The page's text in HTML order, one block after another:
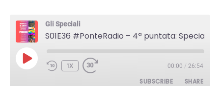
puntata:
Speciale
parte
Gli Speciali
PLAY
EPISODE
1X 00:00 / 26:54
SUBSCRIBE SHARE